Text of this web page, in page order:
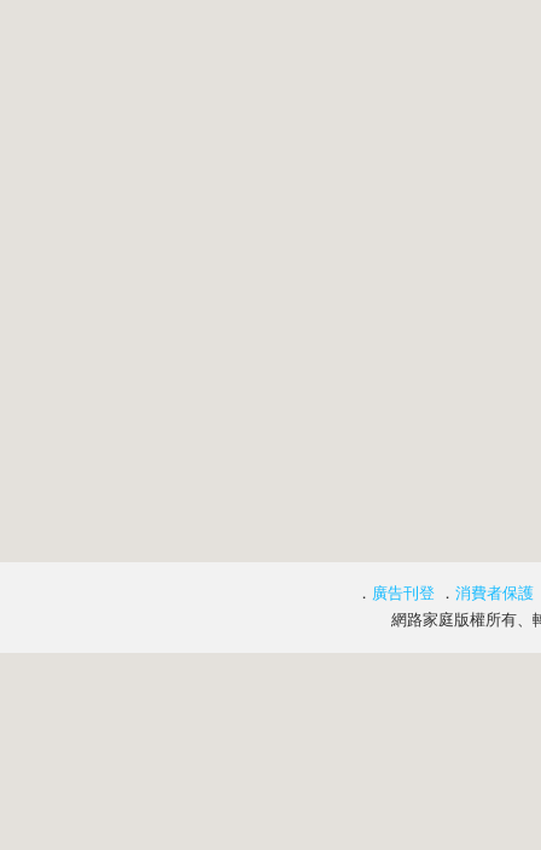
． 廣告刊登 ． 消費者保護
網路家庭版權所有、